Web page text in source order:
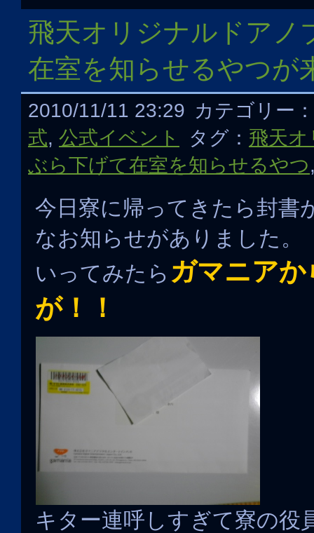
飛天オリジナルドアノ
在室を知らせるやつが
2010/11/11 23:29 カテゴリー：
式, 公式イベント タグ： 飛天
ぶら下げて在室を知らせるやつ
今日寮に帰ってきたら封書
なお知らせがありました。
いってみたら ガマニア
が！！
キター連呼しすぎて寮の役